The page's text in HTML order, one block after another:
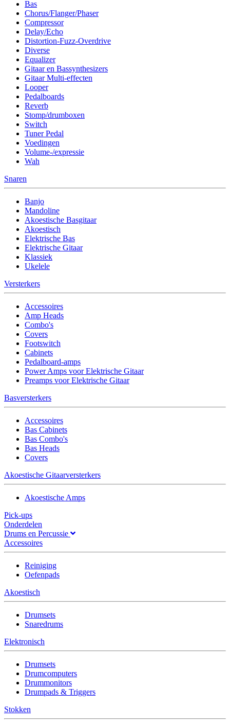
Bas
Chorus/Flanger/Phaser
Compressor
Delay/Echo
Distortion-Fuzz-Overdrive
Diverse
Equalizer
Gitaar en Bassynthesizers
Gitaar Multi-effecten
Looper
Pedalboards
Reverb
Stomp/drumboxen
Switch
Tuner Pedal
Voedingen
Volume-/expressie
Wah
Snaren
Banjo
Mandoline
Akoestische Basgitaar
Akoestisch
Elektrische Bas
Elektrische Gitaar
Klassiek
Ukelele
Versterkers
Accessoires
Amp Heads
Combo's
Covers
Footswitch
Cabinets
Pedalboard-amps
Power Amps voor Elektrische Gitaar
Preamps voor Elektrische Gitaar
Basversterkers
Accessoires
Bas Cabinets
Bas Combo's
Bas Heads
Covers
Akoestische Gitaarversterkers
Akoestische Amps
Pick-ups
Onderdelen
Drums en Percussie
Accessoires
Reiniging
Oefenpads
Akoestisch
Drumsets
Snaredrums
Elektronisch
Drumsets
Drumcomputers
Drummonitors
Drumpads & Triggers
Stokken